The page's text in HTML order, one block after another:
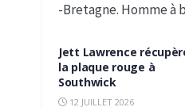
-Bretagne. Homme à
Jett Lawrence
la plaque rouge à
Southwick
12 JUILLET 2026